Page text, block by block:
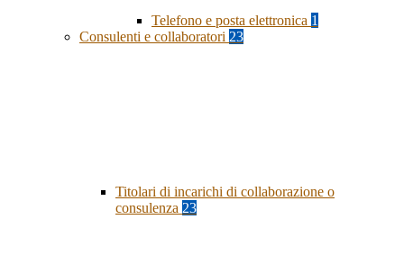
Telefono e posta elettronica 1
Consulenti e collaboratori 23
Titolari di incarichi di collaborazione o
consulenza 23